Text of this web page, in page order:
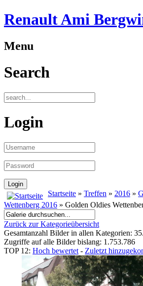
Renault Ami
Menu
Search
Login
Startseite » Treffen » 2016 »
Wettenberg 2016 » Golden Oldies
Zurück zur Kategorieübersicht
Gesamtanzahl Bilder in allen Kategorien:
Zugriffe auf alle Bilder bislang: 1.753.786
TOP 12: Hoch bewertet - Zuletzt